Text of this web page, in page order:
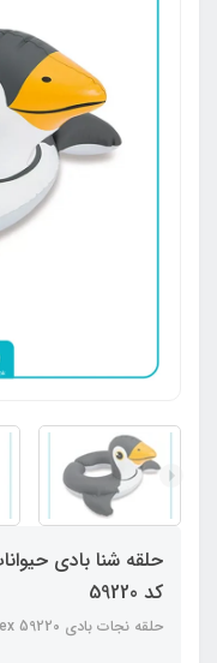
حلقه شنا بادی
کد 59220
حلقه نجات بادی Intex 59220